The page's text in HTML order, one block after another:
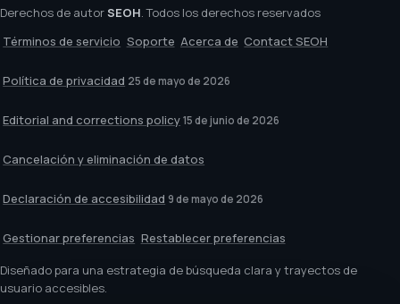
Derechos de autorSEOH. Todos los derechos reservados
Términos de servicio Soporte Acerca de Contact SEOH
Política de privacidad 25 de mayo de 2026
Editorial and corrections policy 15 de junio de 2026
Cancelación y eliminación de datos
Declaración de accesibilidad 9 de mayo de 2026
Gestionar preferencias Restablecer preferencias
Diseñado para una estrategia de búsqueda clara y trayectos de
usuario accesibles.